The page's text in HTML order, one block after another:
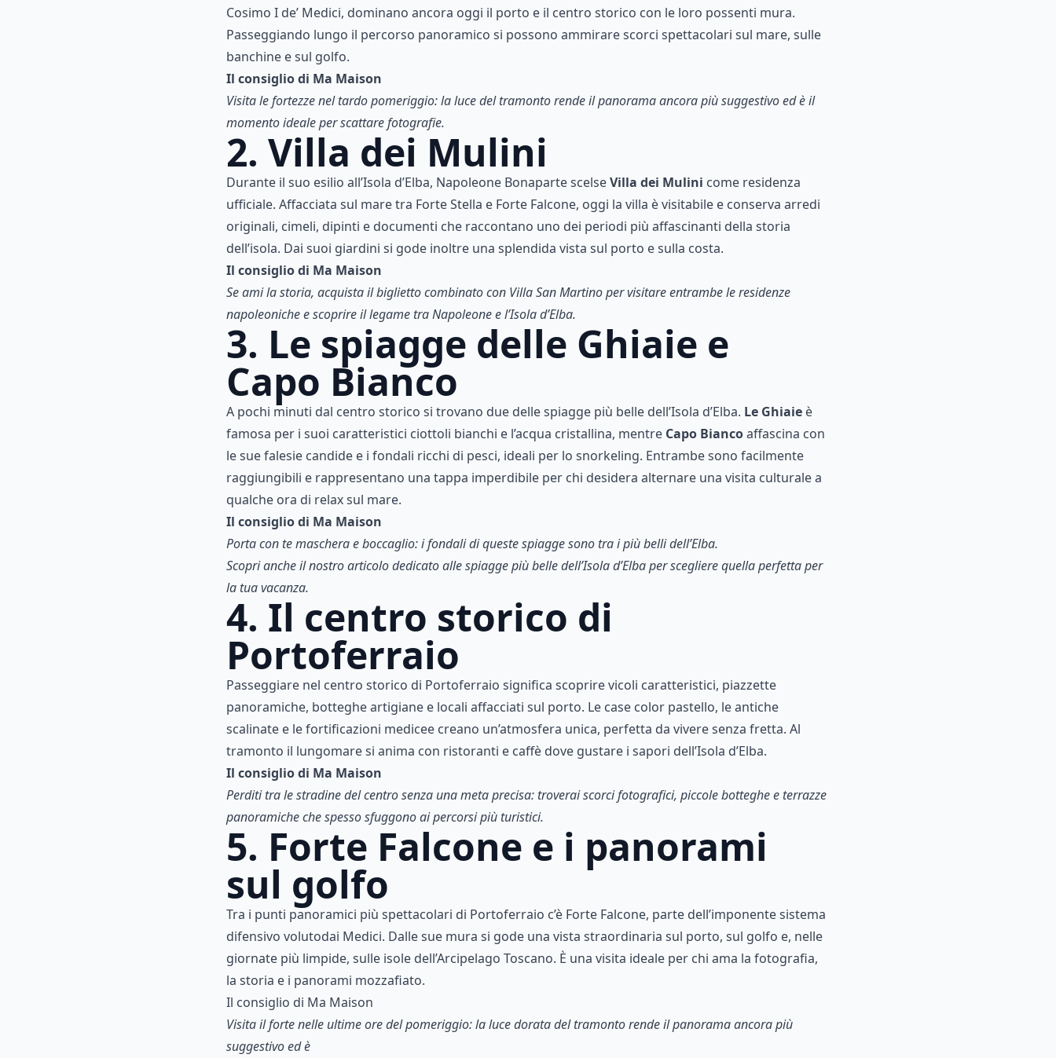
Cosimo I de’ Medici, dominano ancora oggi il porto e il centro storico con le loro possenti mura.
Passeggiando lungo il percorso panoramico si possono ammirare scorci spettacolari sul mare, sulle
banchine e sul golfo.
Il consiglio di Ma Maison
Visita le fortezze nel tardo pomeriggio: la luce del tramonto rende il panorama ancora più suggestivo ed è il
momentoideale per scattare fotografie.
2. Villa dei Mulini
Durante il suo esilio all’Isola d’Elba, Napoleone Bonaparte scelseVilla dei Mulini come residenza
ufficiale. Affacciata sul mare tra Forte Stella e Forte Falcone, oggi la villa è visitabile e conserva arredi
originali, cimeli, dipinti e documenti che raccontano uno dei periodi più affascinanti della storia
dell’isola. Dai suoi giardini si gode inoltre una splendida vista sul porto e sulla costa.
Il consiglio di Ma Maison
Se ami la storia, acquista il biglietto combinato con Villa San Martino per visitare entrambe le residenze
napoleoniche e scoprire il legame tra Napoleone e l’Isola d’Elba.
3. Le spiagge delle Ghiaie e
Capo Bianco
A pochi minuti dal centro storico si trovano due delle spiagge più belle dell’Isola d’Elba. Le Ghiaie è
famosa per i suoi caratteristici ciottoli bianchi e l’acqua cristallina, mentre Capo Biancoaffascina con
le sue falesie candide e i fondali ricchi di pesci, ideali per lo snorkeling. Entrambe sono facilmente
raggiungibili e rappresentano una tappa imperdibile per chi desidera alternare una visita culturale a
qualche ora di relax sul mare.
Il consiglio di Ma Maison
Porta con te maschera e boccaglio: i fondali di queste spiagge sono tra i più belli dell’Elba.
Scopri anche il nostro articolo dedicato alle spiagge più belle dell’Isola d’Elba per scegliere quella perfetta per
la tua vacanza.
4. Il centro storico di
Portoferraio
Passeggiare nel centro storico di Portoferraio significa scoprire vicoli caratteristici, piazzette
panoramiche, botteghe artigiane e locali affacciati sul porto. Le case color pastello, le antiche
scalinate e le fortificazioni medicee creano un’atmosfera unica, perfetta da vivere senza fretta. Al
tramonto il lungomare si anima con ristoranti e caffè dove gustare i sapori dell’Isola d’Elba.
Il consiglio di Ma Maison
Perditi tra le stradine del centro senza una meta precisa: troverai scorci fotografici, piccole botteghe e terrazze
panoramiche che spesso sfuggono ai percorsi più turistici.
5. Forte Falcone e i panorami
sul golfo
Tra i punti panoramici più spettacolari di Portoferraio c’è Forte Falcone, parte dell’imponente sistema
difensivo volutodai Medici. Dalle sue mura si gode una vista straordinaria sul porto, sul golfo e, nelle
giornate più limpide, sulle isole dell’Arcipelago Toscano. È una visita ideale per chi ama la fotografia,
la storia e i panorami mozzafiato.
Il consiglio di Ma Maison
Visita il forte nelle ultime ore del pomeriggio: la luce dorata del tramonto rende il panorama ancora più
suggestivo ed è